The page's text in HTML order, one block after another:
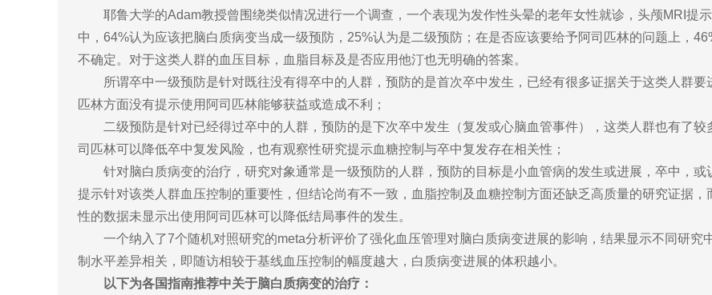
耶鲁大学的Adam教授曾围绕类似情况进行一个调查，一个表现为发作性头晕的老年女性就诊，头颅MRI提
中，64%认为应该把脑白质病变当成一级预防，25%认为是二级预防；在是否应该要给予阿司匹林的问题上，
不确定。对于这类人群的血压目标，血脂目标及是否应用他汀也无明确的答案。
所谓卒中一级预防是针对既往没有得卒中的人群，预防的是首次卒中发生，已经有很多证据关于这类人群
匹林方面没有提示使用阿司匹林能够获益或造成不利；
二级预防是针对已经得过卒中的人群，预防的是下次卒中发生（复发或心脑血管事件），这类人群也有了
司匹林可以降低卒中复发风险，也有观察性研究提示血糖控制与卒中复发存在相关性；
针对脑白质病变的治疗，研究对象通常是一级预防的人群，预防的目标是小血管病的发生或进展，卒中，
提示针对该类人群血压控制的重要性，但结论尚有不一致，血脂控制及血糖控制方面还缺乏高质量的研究证据
性的数据未显示出使用阿司匹林可以降低结局事件的发生。
一个纳入了7个随机对照研究的meta分析评价了强化血压管理对脑白质病变进展的影响，结果显示不同研
制水平差异相关，即随访相较于基线血压控制的幅度越大，白质病变进展的体积越小。
以下为各国指南推荐中关于脑白质病变的治疗：